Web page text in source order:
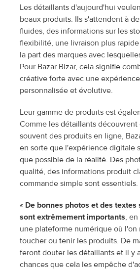
Les détaillants d'aujourd'hui
beaux produits. Ils s'attendent à
fluides, des informations sur les
flexibilité, une livraison plus
la part des marques avec
Pour Bazar Bizar, cela signifie
créative forte avec une
personnalisée et évolutive.
Leur gamme de produits est
Comme les détaillants
souvent des produits en ligne,
en sorte que l'expérience digitale
que possible de la réalité. Des
qualité, des informations produit
commande simple sont essentiels.
« De bonnes photos et des textes
sont extrêmement importants,
une plateforme numérique où l'on
toucher ou tenir les produits. De
feront douter les détaillants et il y
chances que cela les empêche